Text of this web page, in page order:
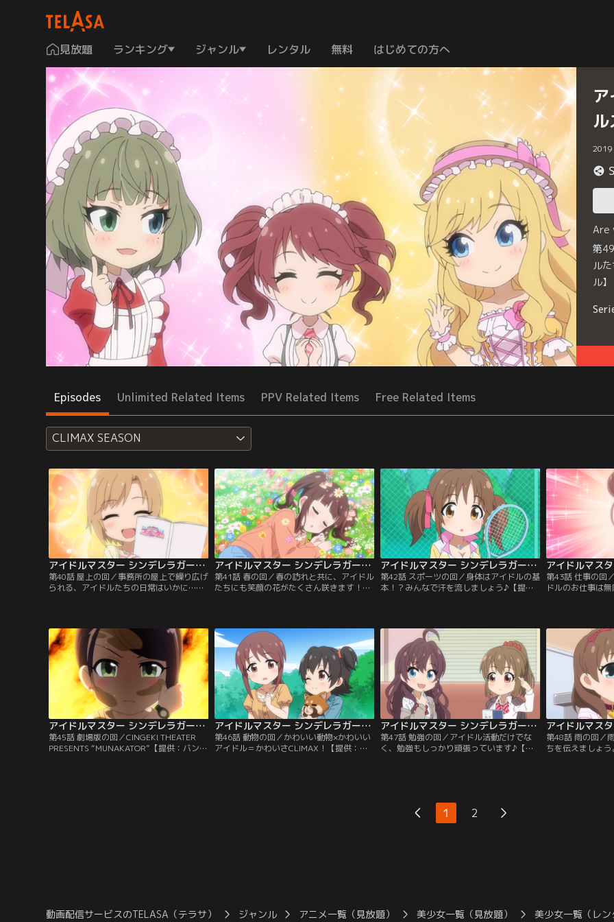
見放題 ランキング ジャンル レンタル 無料 はじめての方へ
2019
Are
第
ル
ル】
Episodes Unlimited Related Items PPV Related Items Free Related Items
CLIMAX SEASON
アイドルマスター シンデレラガールズ劇場 CLIMAX SEASON 第40話
第40話 屋上の回／事務所の屋上で繰り広げ
られる、アイドルたちの日常はいかに…？
アイドルマスター シンデレラガールズ劇場 CLIMAX SEASON 第41話
第41話 春の回／春の訪れと共に、アイドル
たちにも笑顔の花がたくさん咲きます！
アイドルマスター シンデレラガールズ劇場 CLIMAX SEASON 第42話
第42話 スポーツの回／身体はアイドルの基
本！？みんなで汗を流しましょう♪【提
第43話 仕事の回
ドルのお仕事は
アイドルマスター シンデレラガールズ劇場 CLIMAX SEASON 第45話
第45話 劇場版の回／CINGEKI THEATER
PRESENTS “MUNAKATOR”【提供：バンダ
アイドルマスター シンデレラガールズ劇場 CLIMAX SEASON 第46話
第46話 動物の回／かわいい動物×かわいい
アイドル＝かわいさCLIMAX！【提供：バ
アイドルマスター シンデレラガールズ劇場 CLIMAX SEASON 第47話
第47話 勉強の回／アイドル活動だけでな
く、勉強もしっかり頑張っています♪【提
第48話 雨の回／
ちを伝えましょ
1 2
動画配信サービスのTELASA（テラサ） ジャンル アニメ一覧（見放題） 美少女一覧（見放題） 美少女一覧（レ